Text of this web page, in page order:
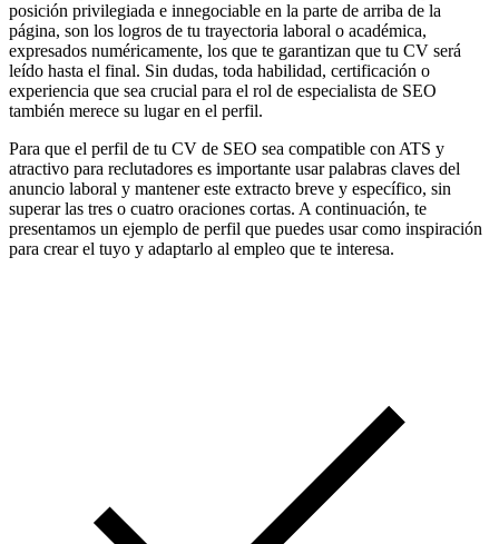
posición privilegiada e innegociable en la parte de arriba de la
página, son los logros de tu trayectoria laboral o académica,
expresados numéricamente, los que te garantizan que tu CV será
leído hasta el final. Sin dudas, toda habilidad, certificación o
experiencia que sea crucial para el rol de especialista de SEO
también merece su lugar en el perfil.
Para que el perfil de tu CV de SEO sea compatible con ATS y
atractivo para reclutadores es importante usar palabras claves del
anuncio laboral y mantener este extracto breve y específico, sin
superar las tres o cuatro oraciones cortas. A continuación, te
presentamos un ejemplo de perfil que puedes usar como inspiración
para crear el tuyo y adaptarlo al empleo que te interesa.